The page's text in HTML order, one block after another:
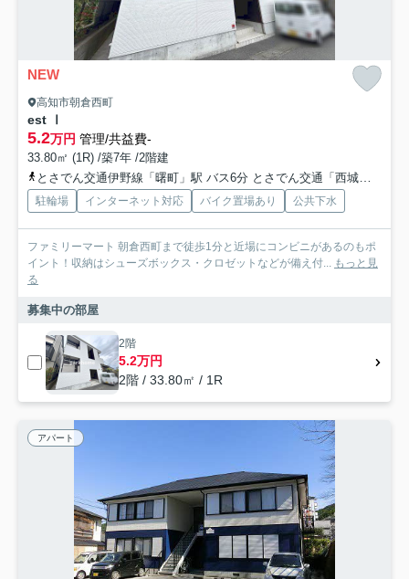
NEW
高知市朝倉西町
est Ⅰ
5.2万円 管理/共益費-
33.80㎡ (1R) /築7年 /2階建
とさでん交通伊野線「曙町」駅 バス6分 とさでん交通「西城山」 停歩3分
駐輪場 インターネット対応 バイク置場あり 公共下水
ファミリーマート 朝倉西町まで徒歩1分と近場にコンビニがあるのもポ
イント！収納はシューズボックス・クロゼットなどが備え付... もっと見
る
募集中の部屋
2階
5.2万円
2階 / 33.80㎡ / 1R
アパート